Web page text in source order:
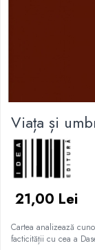
Viața și
21,00 Lei
Cartea analizează
facticității cu cea a